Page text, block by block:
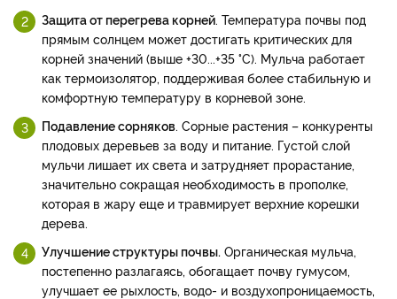
Защита от перегрева корней . Температура почвы под
прямым солнцем может достигать критических для
корней значений (выше +30...+35 °C). Мульча работает
как термоизолятор, поддерживая более стабильную и
комфортную температуру в корневой зоне.
Подавление сорняков . Сорные растения – конкуренты
плодовых деревьев за воду и питание. Густой слой
мульчи лишает их света и затрудняет прорастание,
значительно сокращая необходимость в прополке,
которая в жару еще и травмирует верхние корешки
дерева.
Улучшение структуры почвы. Органическая мульча,
постепенно разлагаясь, обогащает почву гумусом,
улучшает ее рыхлость, водо- и воздухопроницаемость,